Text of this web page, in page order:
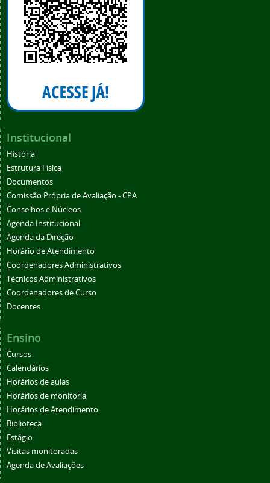
Institucional
História
Estrutura Física
Documentos
Comissão Própria de Avaliação - CPA
Conselhos e Núcleos
Agenda Institucional
Agenda da Direção
Horário de Atendimento
Coordenadores Administrativos
Técnicos Administrativos
Coordenadores de Curso
Docentes
Ensino
Cursos
Calendários
Horários de aulas
Horários de monitoria
Horários de Atendimento
Biblioteca
Estágio
Visitas monitoradas
Agenda de Avaliações